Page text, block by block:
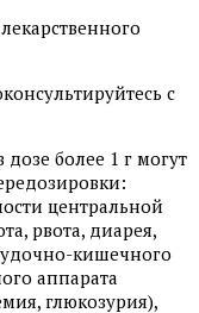
с
более 1 г могут
центральной
рвота, диарея,
кишечного
аппарата
глюкозурия),